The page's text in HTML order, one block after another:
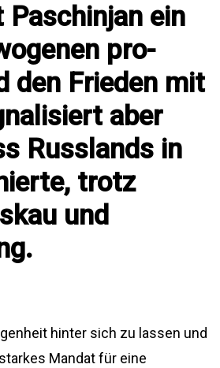
Paschinjan ein
pro-
den Frieden mit
aber
Russlands in
trotz
und
hinter sich zu lassen und
Mandat für eine